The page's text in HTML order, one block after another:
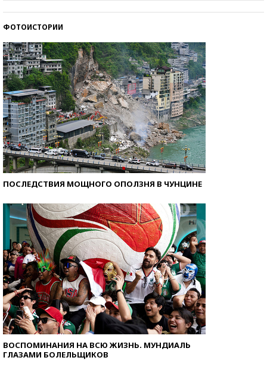
ФОТОИСТОРИИ
ПОСЛЕДСТВИЯ МОЩНОГО ОПОЛЗНЯ В ЧУНЦИНЕ
ВОСПОМИНАНИЯ НА ВСЮ ЖИЗНЬ. МУНДИАЛЬ
ГЛАЗАМИ БОЛЕЛЬЩИКОВ